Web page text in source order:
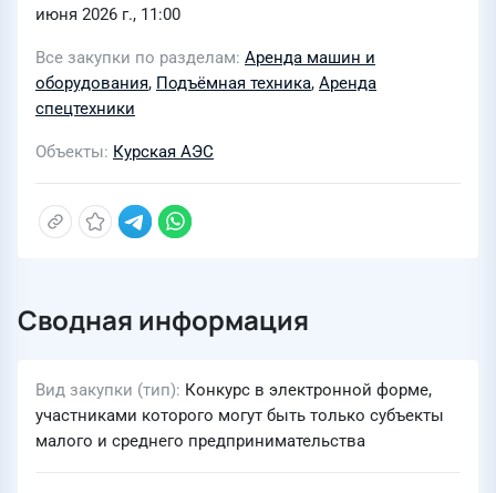
июня 2026 г., 11:00
Все закупки по разделам Аренда машин и
оборудования, Подъёмная техника, Аренда
спецтехники
Объекты Курская АЭС
Сводная информация
Вид закупки (тип) Конкурс в электронной форме,
участниками которого могут быть только субъекты
малого и среднего предпринимательства